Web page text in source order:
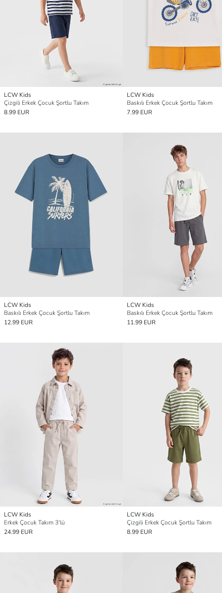
LCW Kids
Çizgili Erkek Çocuk Şortlu Takım
8.99 EUR
LCW Kids
Baskılı Erkek Çocuk Şortlu Takım
7.99 EUR
LCW Kids
Baskılı Erkek Çocuk Şortlu Takım
12.99 EUR
LCW Kids
Baskılı Erkek Çocuk Şortlu Takım
11.99 EUR
LCW Kids
Erkek Çocuk Takım 3'lü
24.99 EUR
LCW Kids
Çizgili Erkek Çocuk Şortlu Takım
8.99 EUR